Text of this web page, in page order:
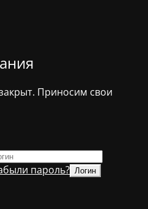
Приносим свои
пароль?